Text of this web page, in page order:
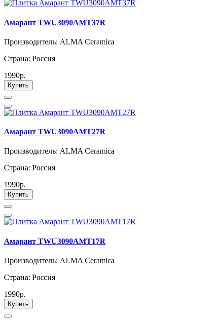
Амарант TWU3090AMT37R
Производитель: ALMA Ceramica
Страна: Россия
1990р.
Купить
Амарант TWU3090AMT27R
Производитель: ALMA Ceramica
Страна: Россия
1990р.
Купить
Амарант TWU3090AMT17R
Производитель: ALMA Ceramica
Страна: Россия
1990р.
Купить